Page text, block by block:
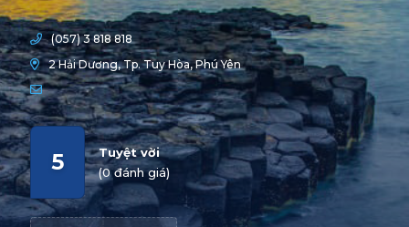
(057) 3 818 818
2 Hải Dương, Tp. Tuy Hòa, Phú Yên
Tuyệt vời
(0 đánh giá)
5